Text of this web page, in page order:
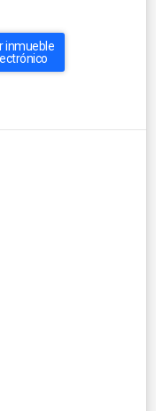
inmueble